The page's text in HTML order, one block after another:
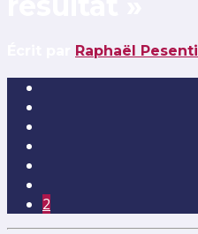
Raphaël Pesenti
2